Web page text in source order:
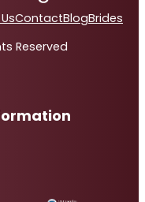
ContactBlogBrides
Reserved